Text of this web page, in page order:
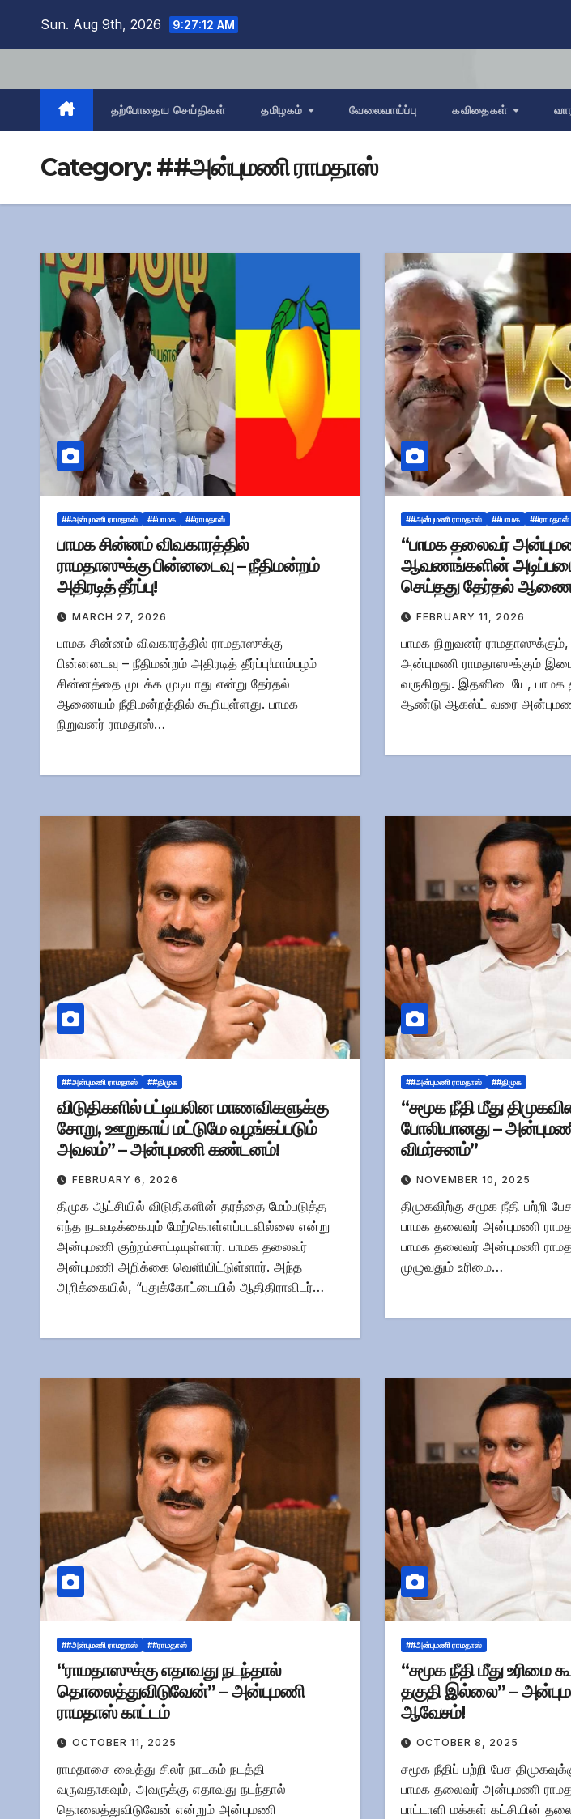
Sun. Aug 9th, 2026 9:27:14 AM
தற்போதைய செய்திகள் தமிழகம் வேலைவாய்ப்பு கவிதைகள்
Category:##அன்புமணி ராமதாஸ்
##அன்புமணி ராமதாஸ் ##பாமக ##ராமதாஸ்
பாமக சின்னம் விவகாரத்தில்
ராமதாஸுக்கு பின்னடைவு – நீதிமன்றம்
அதிரடித் தீர்ப்பு!
MARCH 27, 2026
பாமக சின்னம் விவகாரத்தில் ராமதாஸுக்கு
பின்னடைவு – நீதிமன்றம் அதிரடித் தீர்ப்பு!மாம்பழம்
சின்னத்தை முடக்க முடியாது என்று தேர்தல்
ஆணையம் நீதிமன்றத்தில் கூறியுள்ளது. பாமக
நிறுவனர் ராமதாஸ்…
##அன்புமணி ராமதாஸ் ##பாமக ##ராமதாஸ்
“பாமக தலைவர்
ஆவணங்களின்
செய்தது தேர்தல்
FEBRUARY 11, 2026
பாமக நிறுவனர்
அன்புமணி ராமதாஸுக்கும்
வருகிறது. இதனிடையே,
ஆண்டு ஆகஸ்ட் வரை
##அன்புமணி ராமதாஸ் ##திமுக
விடுதிகளில் பட்டியலின மாணவிகளுக்கு
சோறு, ஊறுகாய் மட்டுமே வழங்கப்படும்
அவலம்” – அன்புமணி கண்டனம்!
FEBRUARY 6, 2026
திமுக ஆட்சியில் விடுதிகளின் தரத்தை மேம்படுத்த
எந்த நடவடிக்கையும் மேற்கொள்ளப்படவில்லை என்று
அன்புமணி குற்றம்சாட்டியுள்ளார். பாமக தலைவர்
அன்புமணி அறிக்கை வெளியிட்டுள்ளார். அந்த
அறிக்கையில், “புதுக்கோட்டையில் ஆதிதிராவிடர்…
##அன்புமணி ராமதாஸ் ##திமுக
“சமூக நீதி மீது
போலியானது –
விமர்சனம்”
NOVEMBER 10, 2025
திமுகவிற்கு சமூக நீதி பற்றி
பாமக தலைவர் அன்புமணி
பாமக தலைவர் அன்புமணி
முழுவதும் உரிமை…
##அன்புமணி ராமதாஸ் ##ராமதாஸ்
“ராமதாஸுக்கு எதாவது நடந்தால்
தொலைத்துவிடுவேன்” – அன்புமணி
ராமதாஸ் காட்டம்
OCTOBER 11, 2025
ராமதாசை வைத்து சிலர் நாடகம் நடத்தி
வருவதாகவும், அவருக்கு எதாவது நடந்தால்
தொலைத்துவிடுவேன் என்றும் அன்புமணி
##அன்புமணி ராமதாஸ்
“சமூக நீதி மீது உரிமை
தகுதி இல்லை” –
ஆவேசம்!
OCTOBER 8, 2025
சமூக நீதிப் பற்றி பேச
பாமக தலைவர் அன்புமணி
பாட்டாளி மக்கள் கட்சியின்